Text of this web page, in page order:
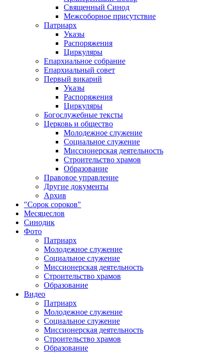
Священный Синод
Межсоборное присутствие
Патриарх
Указы
Распоряжения
Циркуляры
Епархиальное собрание
Епархиальный совет
Первый викарий
Указы
Распоряжения
Циркуляры
Богослужебные тексты
Церковь и общество
Молодежное служение
Социальное служение
Миссионерская деятельность
Строительство храмов
Образование
Правовое управление
Другие документы
Архив
"Сорок сороков"
Месяцеслов
Синодик
Фото
Патриарх
Молодежное служение
Социальное служение
Миссионерская деятельность
Строительство храмов
Образование
Видео
Патриарх
Молодежное служение
Социальное служение
Миссионерская деятельность
Строительство храмов
Образование